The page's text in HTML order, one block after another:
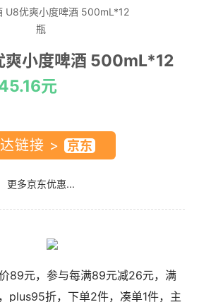
爽小度啤酒 500mL*12
元
链接 >
更多京东优惠...
89元，参与每满89元减26元，满
plus95折，下单2件，凑单1件，主